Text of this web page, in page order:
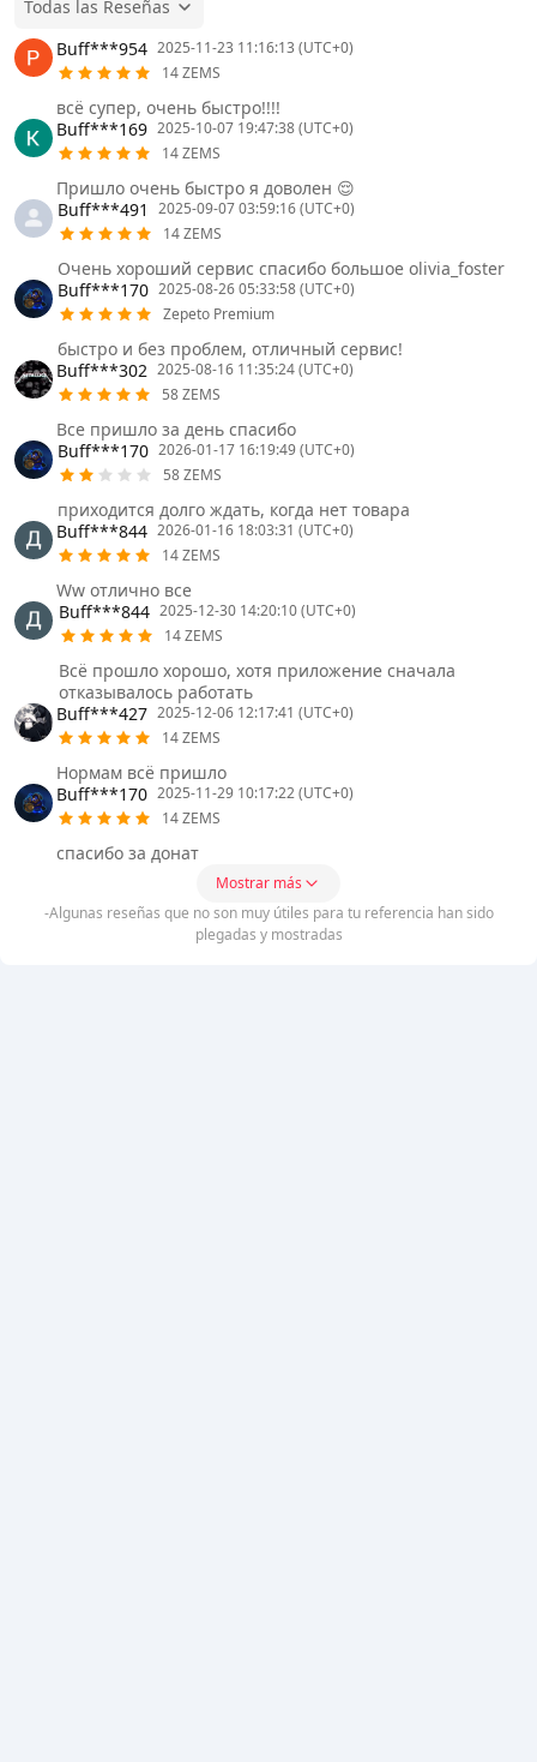
Todas las Reseñas
Buff***954 2025-11-23 11:16:13 (UTC+0)
14 ZEMS
всё супер, очень быстро!!!!
Buff***169 2025-10-07 19:47:38 (UTC+0)
14 ZEMS
Пришло очень быстро я доволен 😌
Buff***491
2025-09-07 03:59:16 (UTC+0)
14 ZEMS
Очень хороший сервис спасибо большое olivia_foster
Buff***170 2025-08-26 05:33:58 (UTC+0)
Zepeto Premium
быстро и без проблем, отличный сервис!
Buff***302 2025-08-16 11:35:24 (UTC+0)
58 ZEMS
Все пришло за день спасибо
Buff***170 2026-01-17 16:19:49 (UTC+0)
58 ZEMS
приходится долго ждать, когда нет товара
Buff***844 2026-01-16 18:03:31 (UTC+0)
14 ZEMS
Ww отлично все
Buff***844 2025-12-30 14:20:10 (UTC+0)
14 ZEMS
Всё прошло хорошо, хотя приложение сначала
отказывалось работать
Buff***427 2025-12-06 12:17:41 (UTC+0)
14 ZEMS
Нормам всё пришло
Buff***170 2025-11-29 10:17:22 (UTC+0)
14 ZEMS
спасибо за донат
Mostrar más
-Algunas reseñas que no son muy útiles para tu referencia han sido
plegadas y mostradas